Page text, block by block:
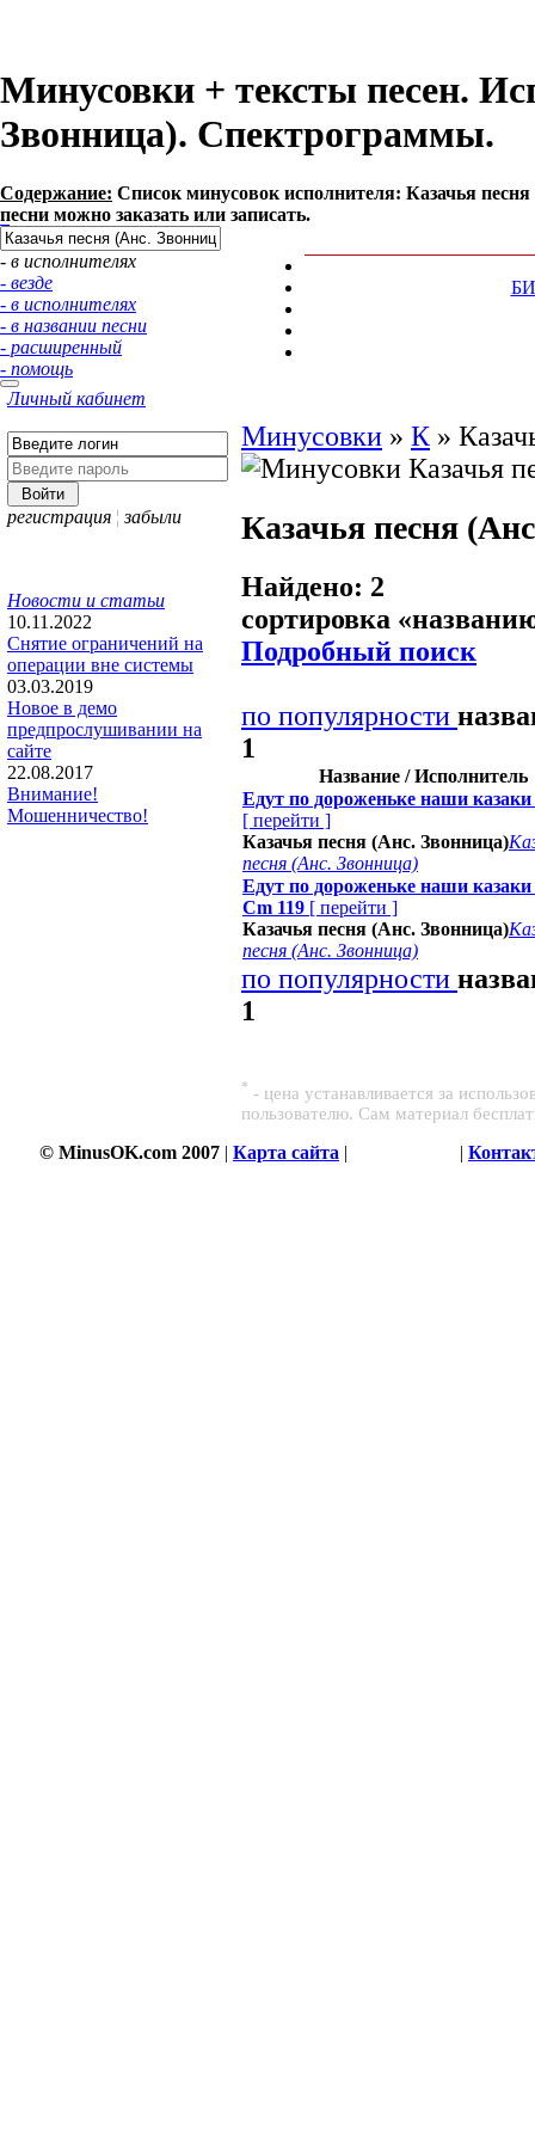
Минусовки + тексты песен.
Звонница). Спектрограммы.
Содержание: Список минусовок исполнителя: Казачья
песни можно заказать или записать.
- в исполнителях
- везде
- в исполнителях
- в названии песни
- расширенный
- помощь
Личный кабинет
регистрация ¦ забыли
Новости и статьи
10.11.2022
Снятие ограничений на
операции вне системы
03.03.2019
Новое в демо
предпрослушивании на
сайте
22.08.2017
Внимание!
Мошенничество!
Минусовки » К »
Казачья песня
Найдено: 2
сортировка «
Подробный поиск
по популярности
1
Название / Исполнитель
Едут по дороженьке наши казаки
[ перейти ]
Казачья песня (Анс. Звонница)
песня (Анс. Звонница)
Едут по дороженьке наши
Cm 119 [ перейти ]
Казачья песня (Анс. Звонница)
песня (Анс. Звонница)
по популярности
1
* - цена устанавливается за
пользователю. Сам материал
© MinusOK.com 2007 | Карта сайта | |